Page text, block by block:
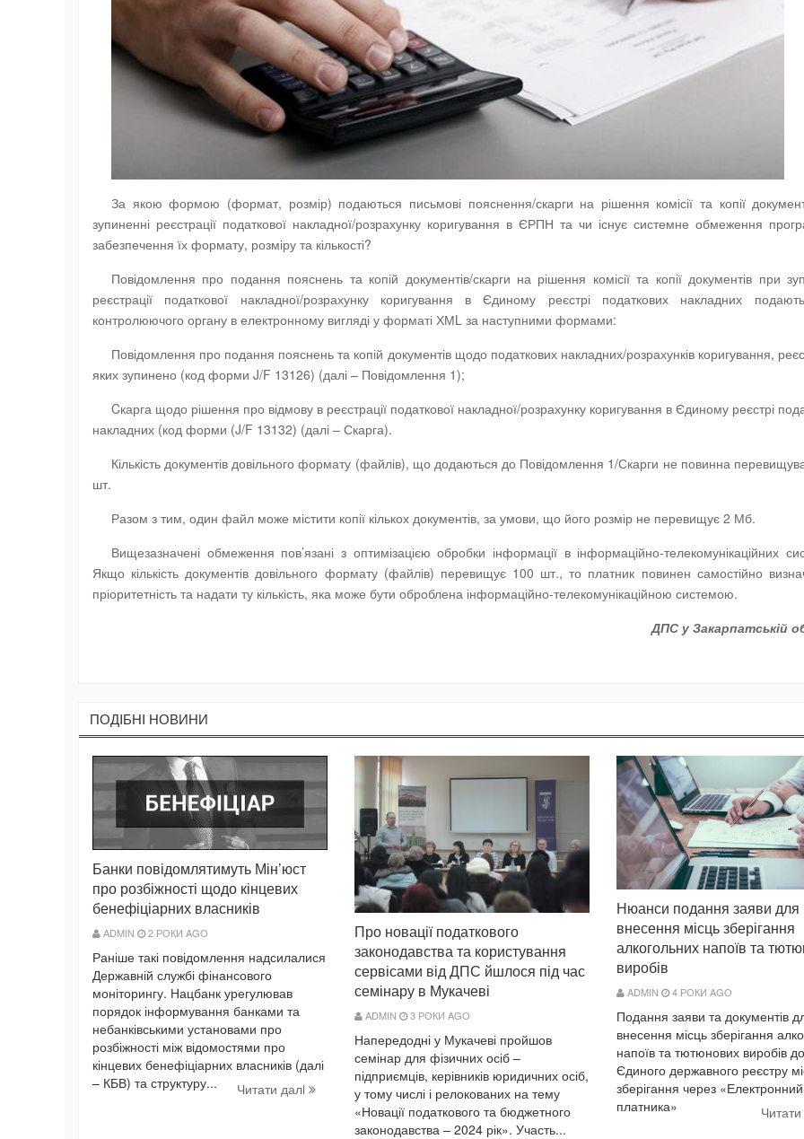
За якою формою (формат, розмір) подаються письмові пояснення/скарги на рішення комісії та копії
зупиненні реєстрації податкової накладної/розрахунку коригування в ЄРПН та чи існує системне обмеження
забезпечення їх формату, розміру та кількості?
Повідомлення про подання пояснень та копій документів/скарги на рішення комісії та копії документів при
реєстрації податкової накладної/розрахунку коригування в Єдиному реєстрі податкових накладних
контролюючого органу в електронному вигляді у форматі ХМL за наступними формами:
Повідомлення про подання пояснень та копій документів щодо податкових накладних/розрахунків коригування,
яких зупинено (код форми J/F 13126) (далі – Повідомлення 1);
Cкарга щодо рішення про відмову в реєстрації податкової накладної/розрахунку коригування в Єдиному реєстрі
накладних (код форми (J/F 13132) (далі – Скарга).
Кількість документів довільного формату (файлів), що додаються до Повідомлення 1/Скарги не повинна
шт.
Разом з тим, один файл може містити копії кількох документів, за умови, що його розмір не перевищує 2 Мб.
Вищезазначені обмеження пов’язані з оптимізацією обробки інформації в інформаційно-телекомунікаційних
Якщо кількість документів довільного формату (файлів) перевищує 100 шт., то платник повинен самостійно
пріоритетність та надати ту кількість, яка може бути оброблена інформаційно-телекомунікаційною системою.
ДПС у Закарпатській
ПОДIБНI НОВИНИ
Банки повідомлятимуть Мін’юст
про розбіжності щодо кінцевих
бенефіціарних власників
ADMIN 2 РОКИ AGO
Раніше такі повідомлення надсилалися
Державній службі фінансового
моніторингу. Нацбанк урегулював
порядок інформування банками та
небанківськими установами про
розбіжності між відомостями про
кінцевих бенефіціарних власників (далі
– КБВ) та структуру...
Читати далi
Про новації податкового
законодавства та користування
сервісами від ДПС йшлося під час
семінару в Мукачеві
ADMIN 3 РОКИ AGO
Напередодні у Мукачеві пройшов
семінар для фізичних осіб –
підприємців, керівників юридичних осіб,
у тому числі і релокованих на тему
«Новації податкового та бюджетного
законодавства – 2024 рік». Участь...
Нюанси подання заяви для
внесення місць зберігання
алкогольних напоїв та
виробів
ADMIN 4 РОКИ AGO
Подання заяви та документів
внесення місць зберігання
напоїв та тютюнових виробів до
Єдиного державного реєстру
зберігання через «Електронний
платника»